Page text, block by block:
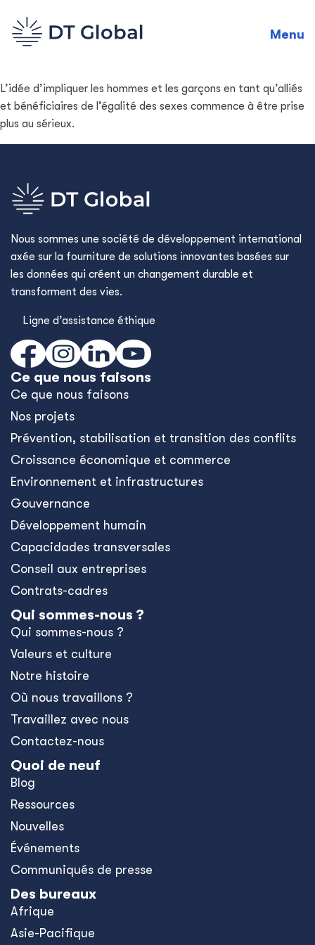
Menu
L’idée d’impliquer les hommes et les garçons en tant qu’alliés
et bénéficiaires de l’égalité des sexes commence à être prise
plus au sérieux.
Nous sommes une société de développement international
axée sur la fourniture de solutions innovantes basées sur
les données qui créent un changement durable et
transforment des vies.
Ligne d’assistance éthique
Ce que nous faisons
Ce que nous faisons
Nos projets
Prévention, stabilisation et transition des conflits
Croissance économique et commerce
Environnement et infrastructures
Gouvernance
Développement humain
Capacidades transversales
Conseil aux entreprises
Contrats-cadres
Qui sommes-nous ?
Qui sommes-nous ?
Valeurs et culture
Notre histoire
Où nous travaillons ?
Travaillez avec nous
Contactez-nous
Quoi de neuf
Blog
Ressources
Nouvelles
Événements
Communiqués de presse
Des bureaux
Afrique
Asie-Pacifique